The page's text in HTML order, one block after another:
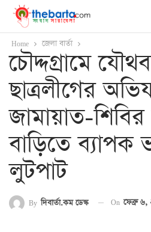
Home জেলা বার্তা
চৌদ্দগ্রামে
ছাত্রলীগের
জামায়াত-শিবির
বাড়িতে ব্যাপক
লুটপাট
By দিবার্তা.কম ডেস্ক On ফেব্রু